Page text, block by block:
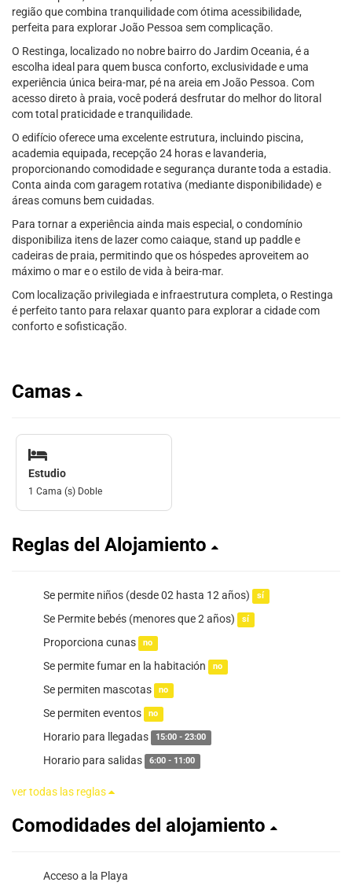
região que combina tranquilidade com ótima acessibilidade,
perfeita para explorar João Pessoa sem complicação.
O Restinga, localizado no nobre bairro do Jardim Oceania, é a
escolha ideal para quem busca conforto, exclusividade e uma
experiência única beira-mar, pé na areia em João Pessoa. Com
acesso direto à praia, você poderá desfrutar do melhor do litoral
com total praticidade e tranquilidade.
O edifício oferece uma excelente estrutura, incluindo piscina,
academia equipada, recepção 24 horas e lavanderia,
proporcionando comodidade e segurança durante toda a estadia.
Conta ainda com garagem rotativa (mediante disponibilidade) e
áreas comuns bem cuidadas.
Para tornar a experiência ainda mais especial, o condomínio
disponibiliza itens de lazer como caiaque, stand up paddle e
cadeiras de praia, permitindo que os hóspedes aproveitem ao
máximo o mar e o estilo de vida à beira-mar.
Com localização privilegiada e infraestrutura completa, o Restinga
é perfeito tanto para relaxar quanto para explorar a cidade com
conforto e sofisticação.
Camas
Estudio
1 Cama (s) Doble
Reglas del Alojamiento
Se permite niños (desde 02 hasta 12 años) sí
Se Permite bebés (menores que 2 años) sí
Proporciona cunas no
Se permite fumar en la habitación no
Se permiten mascotas no
Se permiten eventos no
Horario para llegadas 15:00 - 23:00
Horario para salidas 6:00 - 11:00
ver todas las reglas
Comodidades del alojamiento
Acceso a la Playa